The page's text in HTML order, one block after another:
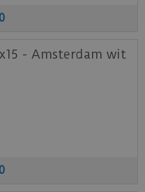
- Amsterdam wit